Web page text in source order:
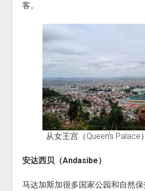
客。
从女王宫（Queen’s Palace
安达西贝（Andasibe）
马达加斯加很多国家公园和自然